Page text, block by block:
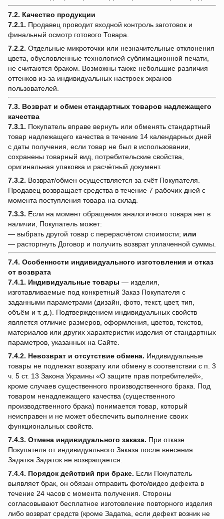
7.2. Качество продукции
7.2.1. Продавец проводит входной контроль заготовок и
финальный осмотр готового Товара.
7.2.2. Отдельные микроточки или незначительные отклонения
цвета, обусловленные технологией сублимационной печати,
не считаются браком. Возможны также небольшие различия
оттенков из-за индивидуальных настроек экранов
пользователей.
7.3. Возврат и обмен стандартных товаров надлежащего
качества
7.3.1. Покупатель вправе вернуть или обменять стандартный
товар надлежащего качества в течение 14 календарных дней
с даты получения, если товар не был в использовании,
сохранены товарный вид, потребительские свойства,
оригинальная упаковка и расчётный документ.
7.3.2. Возврат/обмен осуществляется за счёт Покупателя.
Продавец возвращает средства в течение 7 рабочих дней с
момента поступления товара на склад.
7.3.3. Если на момент обращения аналогичного товара нет в
наличии, Покупатель может:
— выбрать другой товар с перерасчётом стоимости; или
— расторгнуть Договор и получить возврат уплаченной суммы.
7.4. Особенности индивидуального изготовления и отказ
от возврата
7.4.1. Индивидуальные товары — изделия,
изготавливаемые под конкретный Заказ Покупателя с
заданными параметрами (дизайн, фото, текст, цвет, тип,
объём и т. д.). Подтверждением индивидуальных свойств
является отличие размеров, оформления, цветов, текстов,
материалов или других характеристик изделия от стандартных
параметров, указанных на Сайте.
7.4.2. Невозврат и отсутствие обмена. Индивидуальные
товары не подлежат возврату или обмену в соответствии с п. 3
ч. 5 ст. 13 Закона Украины «О защите прав потребителей»,
кроме случаев существенного производственного брака. Под
товаром ненадлежащего качества (существенного
производственного брака) понимается товар, который
неисправен и не может обеспечить выполнение своих
функциональных свойств.
7.4.3. Отмена индивидуального заказа. При отказе
Покупателя от индивидуального Заказа после внесения
Задатка Задаток не возвращается.
7.4.4. Порядок действий при браке. Если Покупатель
выявляет брак, он обязан отправить фото/видео дефекта в
течение 24 часов с момента получения. Стороны
согласовывают бесплатное изготовление повторного изделия
либо возврат средств (кроме Задатка, если дефект возник не